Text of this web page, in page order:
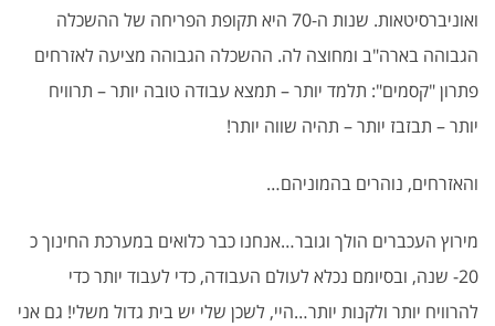
ואוניברסיטאות. שנות ה-70 היא תקופת הפריחה של ההשכלה
הגבוהה בארה"ב ומחוצה לה. ההשכלה הגבוהה מציעה לאזרחים
פתרון "קסמים": תלמד יותר – תמצא עבודה טובה יותר – תרוויח
יותר – תבזבז יותר – תהיה שווה יותר!
והאזרחים, נוהרים בהמוניהם…
מירוץ העכברים הולך וגובר…אנחנו כבר כלואים במערכת החינוך כ
20- שנה, ובסיומם נכלא לעולם העבודה, כדי לעבוד יותר כדי
להרוויח יותר ולקנות יותר…היי, לשכן שלי יש בית גדול משלי! גם אני